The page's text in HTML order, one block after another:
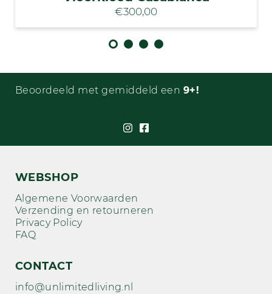
€300,00
Beoordeeld met gemiddeld een 9+!
WEBSHOP
Algemene Voorwaarden
Verzending en retourneren
Privacy Policy
FAQ
CONTACT
info@unlimitedliving.nl